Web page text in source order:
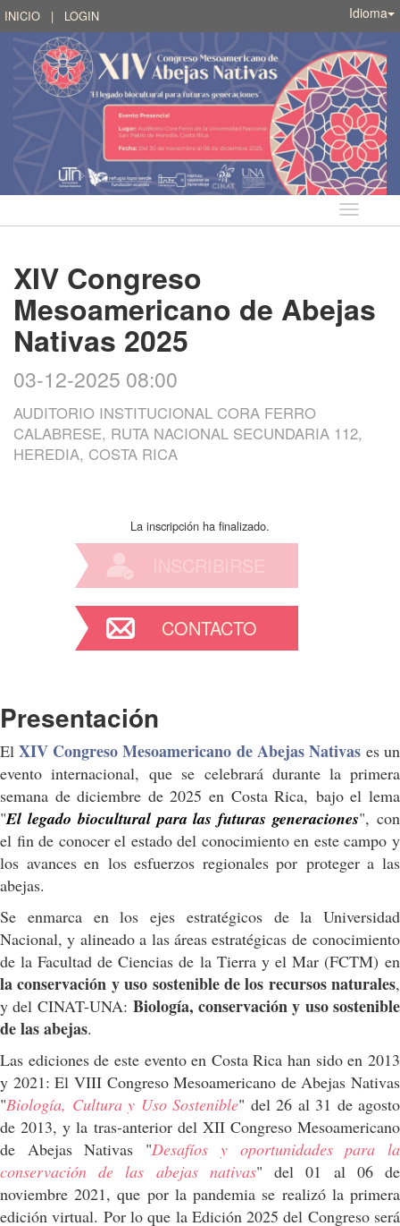
INICIO | LOGIN Idioma
Idioma
XIV Congreso
Mesoamericano de Abejas
Nativas 2025
03-12-2025 08:00
AUDITORIO INSTITUCIONAL CORA FERRO
CALABRESE, RUTA NACIONAL SECUNDARIA 112,
HEREDIA, COSTA RICA
La inscripción ha finalizado.
INSCRIBIRSE
CONTACTO
Presentación
ElXIV Congreso Mesoamericano de Abejas Nativases un
evento internacional,que se celebrará durante la primera
semana de diciembre de 2025 en Costa Rica, bajo el lema
"El legado biocultural para las futuras generaciones", con
el fin de conocer el estado del conocimiento en este campo y
los avances en los esfuerzos regionales por proteger a las
abejas.
Se enmarca en los ejes estratégicos de la Universidad
Nacional, y alineado a las áreas estratégicas de conocimiento
de la Facultad de Ciencias de la Tierra y el Mar (FCTM) en
la conservación y uso sostenible de los recursos naturales,
y del CINAT-UNA: Biología, conservación y uso sostenible
de las abejas.
Las ediciones de este evento en Costa Rica han sido en 2013
y 2021: El VIII Congreso Mesoamericano de Abejas Nativas
"Biología, Cultura y Uso Sostenible" del 26 al 31 de agosto
de 2013, y la tras-anterior del XII Congreso Mesoamericano
de Abejas Nativas "Desafíos y oportunidades para la
conservación de las abejas nativas" del 01 al 06 de
noviembre 2021, que por la pandemia se realizó la primera
edición virtual. Por lo que la Edición 2025 del Congreso será